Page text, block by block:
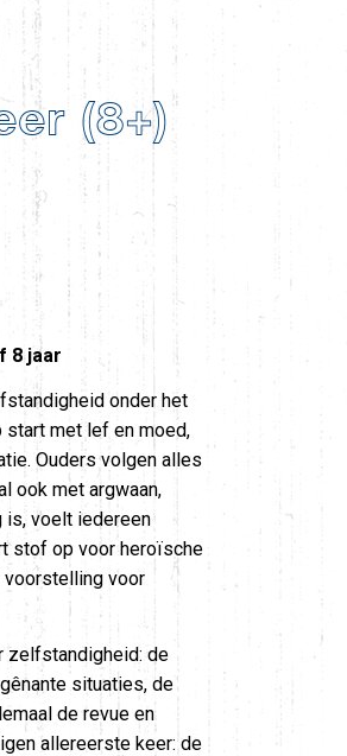
(8+)
8 jaar
onder het
start met lef en moed,
Ouders volgen alles
ook met argwaan,
is, voelt iedereen
stof op voor heroïsche
voorstelling voor
zelfstandigheid: de
situaties, de
de revue en
allereerste keer: de